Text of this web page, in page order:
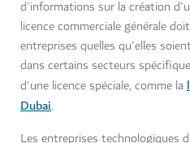
d'informations sur la création
licence commerciale générale
entreprises quelles qu'elles
dans certains secteurs
d'une licence spéciale, comme la
Dubai.
Les entreprises technologiques